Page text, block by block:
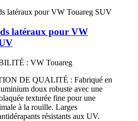
latéraux pour VW
: VW Touareg
DE QUALITÉ : Fabriqué en
doux robuste avec une
texturée fine pour une
à la rouille. Larges
résistants aux UV.